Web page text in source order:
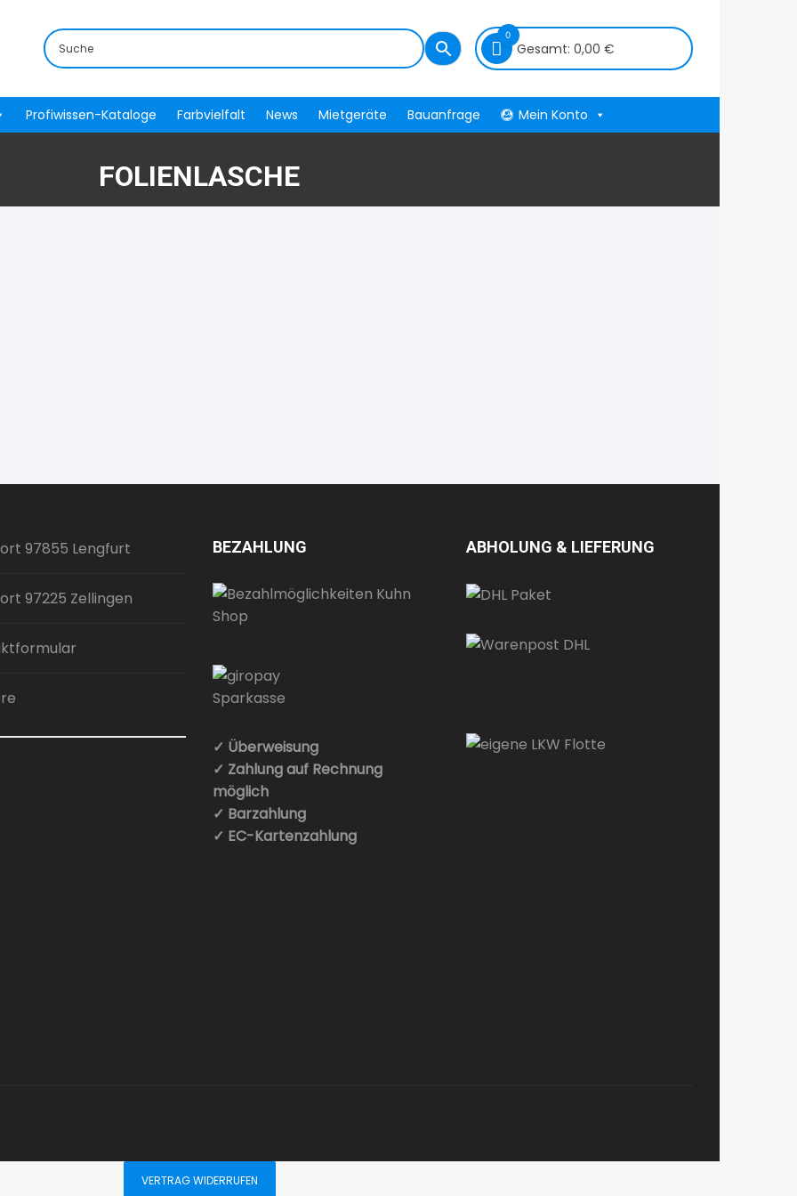
0
Gesamt: 0,00 €
Profiwissen-Kataloge Farbvielfalt News Mietgeräte Bauanfrage Mein Konto
FOLIENLASCHE
97855 Lengfurt
97225 Zellingen
BEZAHLUNG
✓ Überweisung
✓ Zahlung auf Rechnung
möglich
✓ Barzahlung
✓ EC-Kartenzahlung
ABHOLUNG & LIEFERUNG
VERTRAG WIDERRUFEN